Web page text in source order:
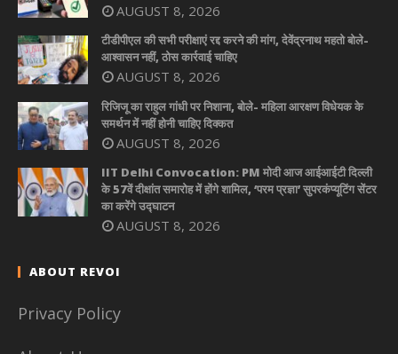
AUGUST 8, 2026
टीडीपीएल की सभी परीक्षाएं रद्द करने की मांग, देवेंद्रनाथ महतो बोले-
आश्वासन नहीं, ठोस कार्रवाई चाहिए
AUGUST 8, 2026
रिजिजू का राहुल गांधी पर निशाना, बोले- महिला आरक्षण विधेयक के
समर्थन में नहीं होनी चाहिए दिक्कत
AUGUST 8, 2026
IIT Delhi Convocation: PM मोदी आज आईआईटी दिल्ली
के 57वें दीक्षांत समारोह में होंगे शामिल, ‘परम प्रज्ञा’ सुपरकंप्यूटिंग सेंटर
का करेंगे उद्घाटन
AUGUST 8, 2026
ABOUT REVOI
Privacy Policy